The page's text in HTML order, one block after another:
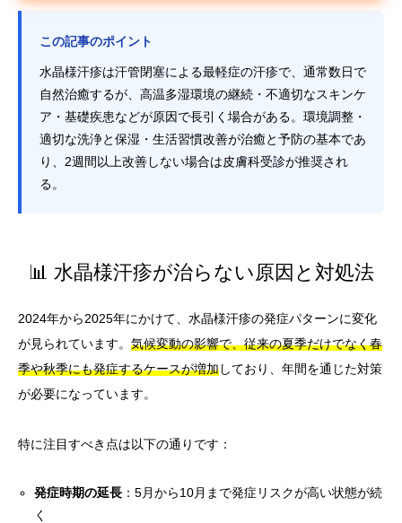
この記事のポイント
水晶様汗疹は汗管閉塞による最軽症の汗疹で、通常数日で
自然治癒するが、高温多湿環境の継続・不適切なスキンケ
ア・基礎疾患などが原因で長引く場合がある。環境調整・
適切な洗浄と保湿・生活習慣改善が治癒と予防の基本であ
り、2週間以上改善しない場合は皮膚科受診が推奨され
る。
📊 水晶様汗疹が治らない原因と対処法
2024年から2025年にかけて、水晶様汗疹の発症パターンに変化
が見られています。 気候変動の影響で、従来の夏季だけでなく春
季や秋季にも発症するケースが増加しており、年間を通じた対策
が必要になっています。
特に注目すべき点は以下の通りです：
発症時期の延長 ：5月から10月まで発症リスクが高い状態が続
く